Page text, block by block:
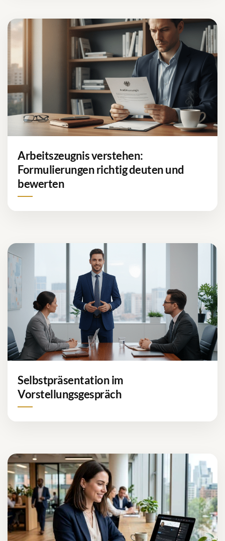
Arbeitszeugnis verstehen:
Formulierungen richtig deuten und
bewerten
Selbstpräsentation im
Vorstellungsgespräch